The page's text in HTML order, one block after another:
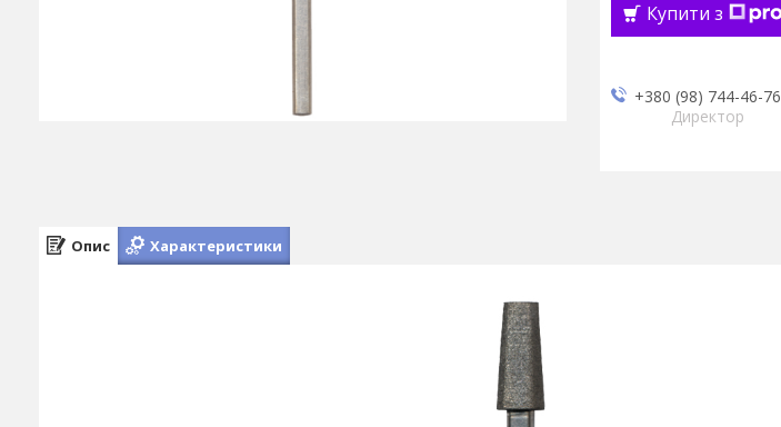
Купити з
+380 (98) 744-46-76
Директор
Опис Характеристики